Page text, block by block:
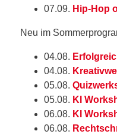
07.09. Hip-Hop
Neu im
04.08.
04.08.
05.08.
05.08. KI
06.08. KI
06.08.